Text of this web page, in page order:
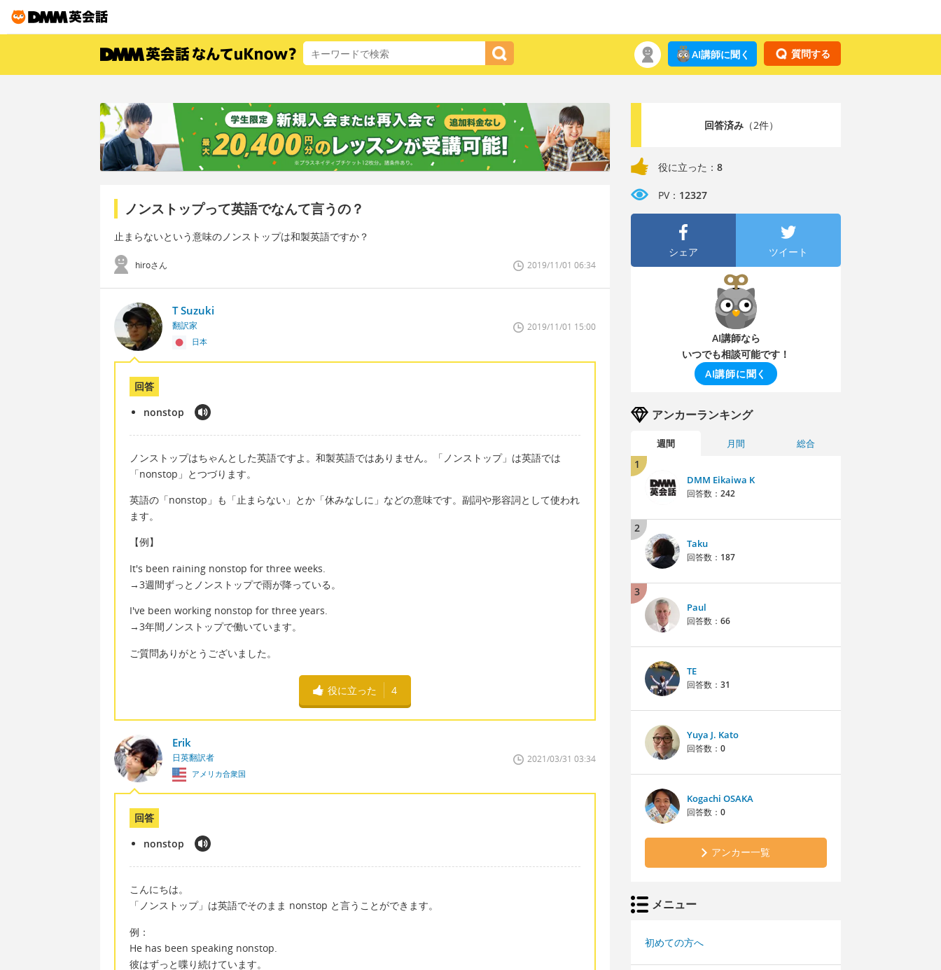
質問する
AI講師に聞く
ノンストップって英語でなんて言うの？
止まらないという意味のノンストップは和製英語ですか？
hiroさん 2019/11/01 06:34
T Suzuki
翻訳家
日本
2019/11/01 15:00
回答
nonstop
ノンストップはちゃんとした英語ですよ。和製英語ではありません。「ノンストップ」は英語では
「nonstop」とつづります。
英語の「nonstop」も「止まらない」とか「休みなしに」などの意味です。副詞や形容詞として使われ
ます。
【例】
It's been raining nonstop for three weeks.
→3週間ずっとノンストップで雨が降っている。
I've been working nonstop for three years.
→3年間ノンストップで働いています。
ご質問ありがとうございました。
役に立った 4
Erik
日英翻訳者
アメリカ合衆国
2021/03/31 03:34
回答
nonstop
こんにちは。
「ノンストップ」は英語でそのまま nonstop と言うことができます。
例：
He has been speaking nonstop.
彼はずっと喋り続けています。
回答済み（2件）
役に立った： 8
PV： 12327
シェア ツイート
AI講師なら
いつでも相談可能です！
AI講師に聞く
アンカーランキング
週間 月間 総合
1
DMM Eikaiwa K
回答数： 242
2
Taku
回答数： 187
3
Paul
回答数： 66
TE
回答数： 31
Yuya J. Kato
回答数： 0
Kogachi OSAKA
回答数： 0
アンカー一覧
メニュー
初めての方へ